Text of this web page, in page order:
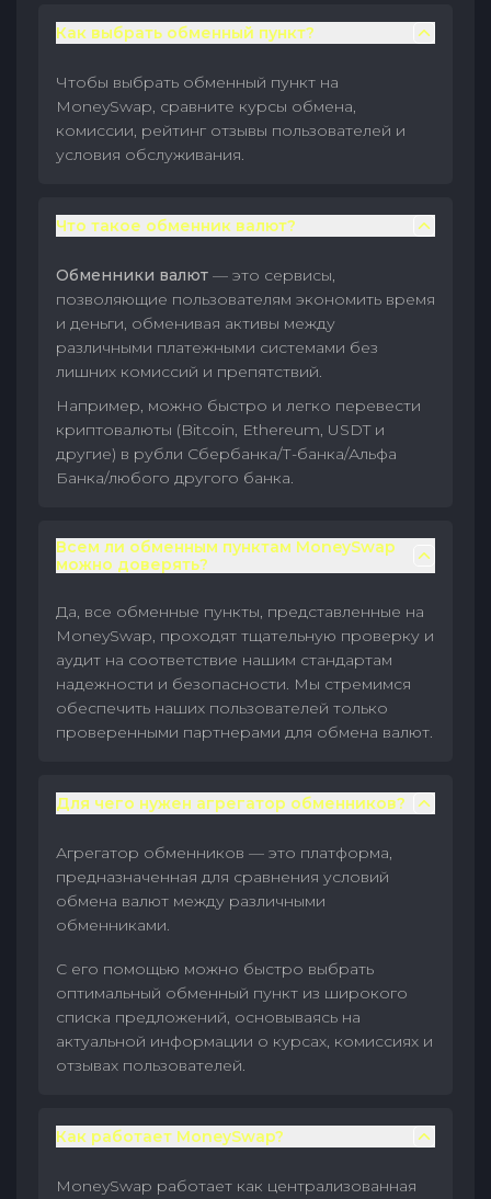
Как выбрать обменный пункт?
Чтобы выбрать обменный пункт на
MoneySwap, сравните курсы обмена,
комиссии, рейтинг отзывы пользователей и
условия обслуживания.
Что такое обменник валют?
Обменники валют — это сервисы,
позволяющие пользователям экономить время
и деньги, обменивая активы между
различными платежными системами без
лишних комиссий и препятствий.
Например, можно быстро и легко перевести
криптовалюты (Bitcoin, Ethereum, USDT и
другие) в рубли Сбербанка/Т-банка/Альфа
Банка/любого другого банка.
Всем ли обменным пунктам MoneySwap
можно доверять?
Да, все обменные пункты, представленные на
MoneySwap, проходят тщательную проверку и
аудит на соответствие нашим стандартам
надежности и безопасности. Мы стремимся
обеспечить наших пользователей только
проверенными партнерами для обмена валют.
Для чего нужен агрегатор обменников?
Агрегатор обменников — это платформа,
предназначенная для сравнения условий
обмена валют между различными
обменниками.
С его помощью можно быстро выбрать
оптимальный обменный пункт из широкого
списка предложений, основываясь на
актуальной информации о курсах, комиссиях и
отзывах пользователей.
Как работает MoneySwap?
MoneySwap работает как централизованная